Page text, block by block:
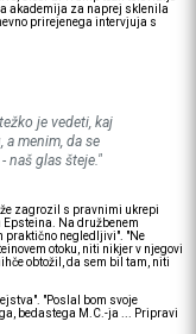
akademija za naprej sklenila
prirejenega intervjuja s
je vedeti, kaj
menim, da se
naš glas šteje."
zagrozil s pravnimi ukrepi
Na družbenem
praktično negledljivi". "Ne
otoku, niti nikjer v njegovi
obtožil, da sem bil tam, niti
"Poslal bom svoje
bedastega M.C.-ja ... Pripravi